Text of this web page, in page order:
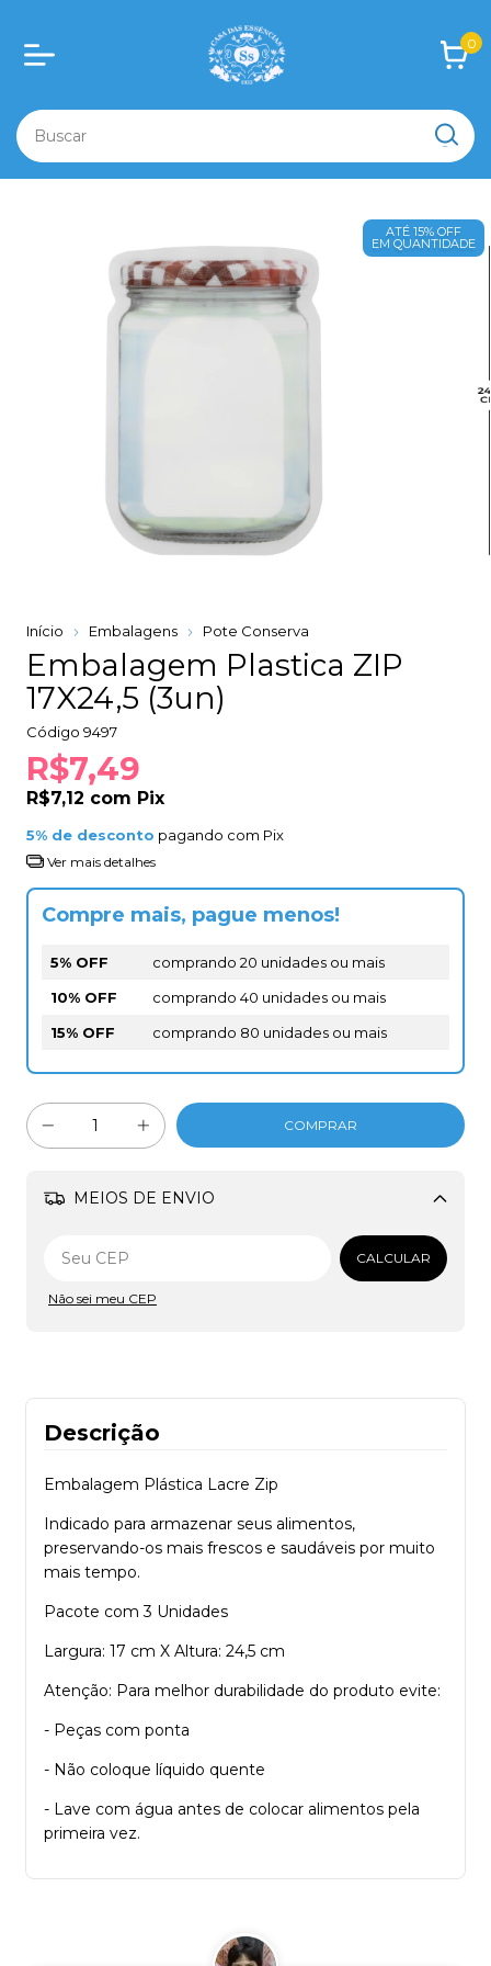
0
ATÉ 15% OFF
EM QUANTIDADE
Início Embalagens Pote Conserva
Embalagem Plastica ZIP
17X24,5 (3un)
Código 9497
R$7,49
R$7,12 com Pix
5% de desconto pagando com Pix
Ver mais detalhes
Compre mais, pague menos!
5% OFF
comprando 20 unidades ou mais
10% OFF
comprando 40 unidades ou mais
15% OFF
comprando 80 unidades ou mais
MEIOS DE ENVIO
Alterar CEP
CALCULAR
Não sei meu CEP
Descrição
Embalagem Plástica Lacre Zip
Indicado para armazenar seus alimentos,
preservando-os mais frescos e saudáveis por muito
mais tempo.
Pacote com 3 Unidades
Largura: 17 cm X Altura: 24,5 cm
Atenção: Para melhor durabilidade do produto evite:
- Peças com ponta
- Não coloque líquido quente
- Lave com água antes de colocar alimentos pela
primeira vez.